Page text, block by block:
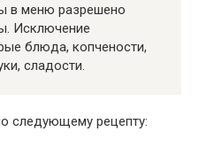
в меню разрешено
Исключение
блюда, копчености,
сладости.
следующему рецепту: